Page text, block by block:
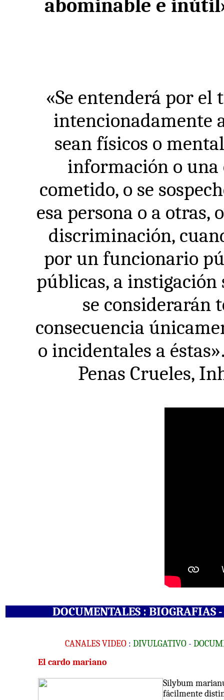
abominable e
«Se entenderá por
intencionadamente
sean físicos o
información o una
cometido, o se
esa persona o a
discriminación,
por un funcionario
públicas, a instigación
se considerarán
consecuencia
o incidentales a
Penas Crueles,
DOCUMENTALES : BIOGRAFIAS -
CANALES VIDEO : DIVULGATIVO -
El cardo mariano
Silybum
fácilmente